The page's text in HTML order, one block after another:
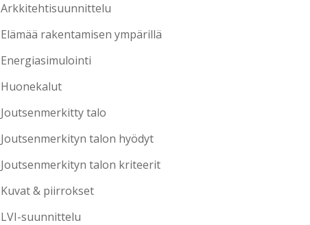
Arkkitehtisuunnittelu
Elämää rakentamisen ympärillä
Energiasimulointi
Huonekalut
Joutsenmerkitty talo
Joutsenmerkityn talon hyödyt
Joutsenmerkityn talon kriteerit
Kuvat & piirrokset
LVI-suunnittelu